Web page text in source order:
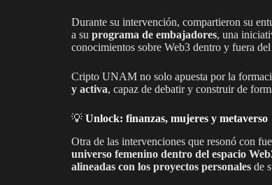
Durante su intervención, compartieron su
a su programa de embajadores, una
conocimientos sobre Web3 dentro y fuera
Cripto UNAM no solo apuesta por la
y activa, capaz de debatir y construir de
💡 Unlock: finanzas, mujeres y metaverso
Otra de las intervenciones que resonó con
universo femenino dentro del espacio
alineadas con los proyectos personales de